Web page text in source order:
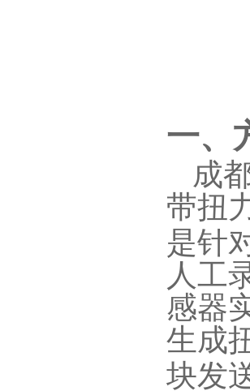
一、
成
带扭
是针
人工
感器
生成
块发